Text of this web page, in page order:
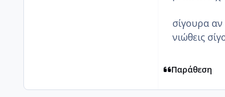
σίγουρα αν
νιώθεις
Παράθεση